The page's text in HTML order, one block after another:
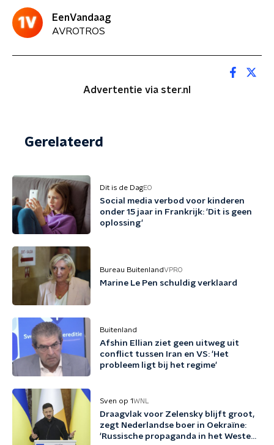
EenVandaag
AVROTROS
Advertentie via ster.nl
Gerelateerd
Dit is de DagEO
Social media verbod voor kinderen
onder 15 jaar in Frankrijk: 'Dit is geen
oplossing'
Bureau BuitenlandVPRO
Marine Le Pen schuldig verklaard
Buitenland
Afshin Ellian ziet geen uitweg uit
conflict tussen Iran en VS: 'Het
probleem ligt bij het regime'
Sven op 1WNL
Draagvlak voor Zelensky blijft groot,
zegt Nederlandse boer in Oekraïne:
'Russische propaganda in het Westen